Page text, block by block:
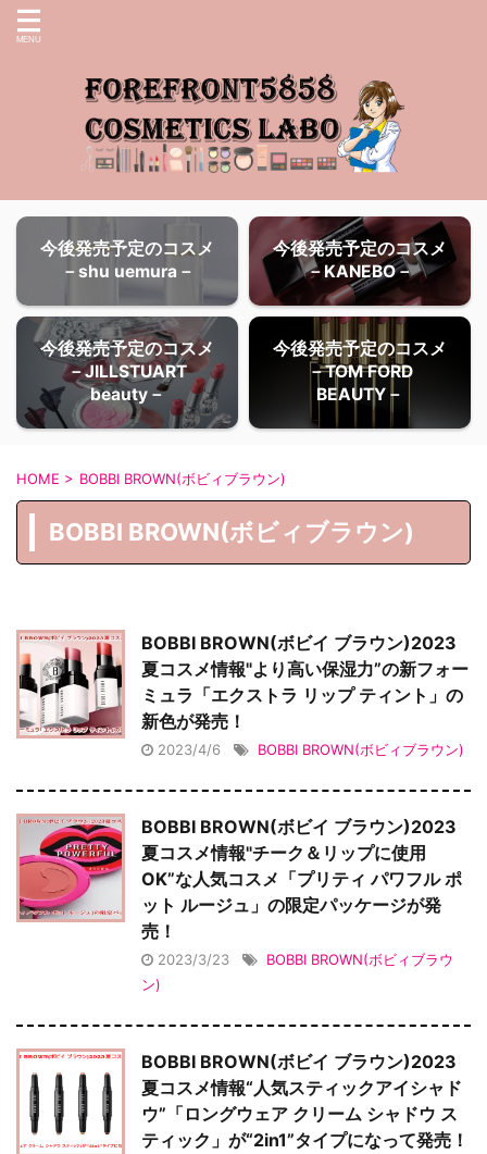
今後発売予定のコスメ
－shu uemura－
今後発売予定のコスメ
－KANEBO－
今後発売予定のコスメ
－JILLSTUART
beauty－
今後発売予定のコスメ
－TOM FORD
BEAUTY－
HOME > BOBBI BROWN(ボビィブラウン)
BOBBI BROWN(ボビィブラウン)
BOBBI BROWN(ボビイ ブラウン)2023
夏コスメ情報"より高い保湿力”の新フォー
ミュラ「エクストラ リップ ティント」の
新色が発売！
2023/4/6 BOBBI BROWN(ボビィブラウン)
BOBBI BROWN(ボビイ ブラウン)2023
夏コスメ情報"チーク＆リップに使用
OK”な人気コスメ「プリティ パワフル ポ
ット ルージュ」の限定パッケージが発
売！
2023/3/23
BOBBI BROWN(ボビィブラウ
ン)
BOBBI BROWN(ボビイ ブラウン)2023
夏コスメ情報“人気スティックアイシャド
ウ”「ロングウェア クリーム シャドウ ス
ティック」が“2in1”タイプになって発売！